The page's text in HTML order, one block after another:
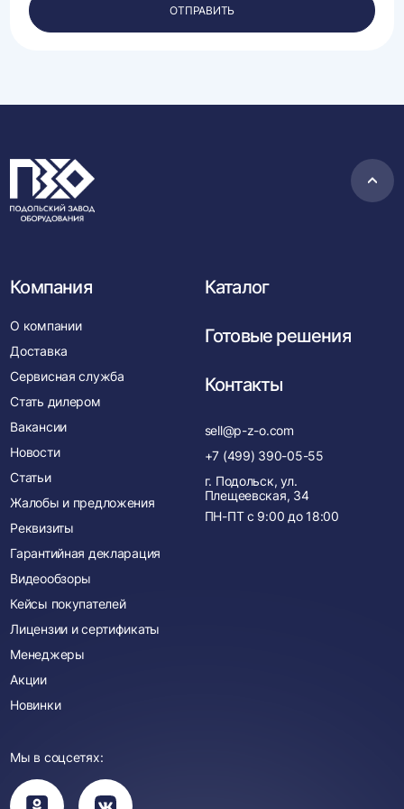
данных.
ОТПРАВИТЬ
в
Компания
О компании
Доставка
Сервисная служба
Стать дилером
Вакансии
Новости
Статьи
Жалобы и предложения
Реквизиты
Гарантийная декларация
Видеообзоры
Кейсы покупателей
Лицензии и сертификаты
Менеджеры
Акции
Новинки
Каталог
Готовые решения
Контакты
sell@p-z-o.com
+7 (499) 390-05-55
г. Подольск, ул.
Плещеевская, 34
ПН-ПТ с 9:00 до 18:00
Мы в соцсетях:
Вы
перейдете
Вы
перейдете